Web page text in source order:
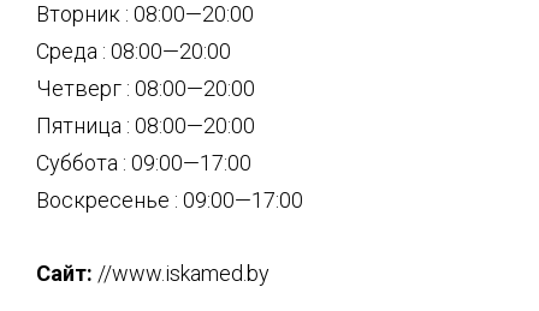
Вторник : 08:00—20:00
Среда : 08:00—20:00
Четверг : 08:00—20:00
Пятница : 08:00—20:00
Суббота : 09:00—17:00
Воскресенье : 09:00—17:00
Сайт: //www.iskamed.by